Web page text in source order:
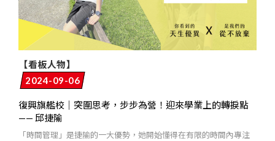
【看板人物】
2024-09-06
復興旗艦校｜突圍思考，步步為營！迎來學業上的轉捩點
—— 邱捷隃
「時間管理」是捷隃的一大優勢，她開始懂得在有限的時間內專注